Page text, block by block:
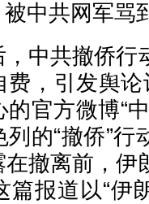
中共网军骂
中共撤侨行
费，引发舆
官方微博“
的“撤侨”行
撤离前，伊
篇报道以“伊